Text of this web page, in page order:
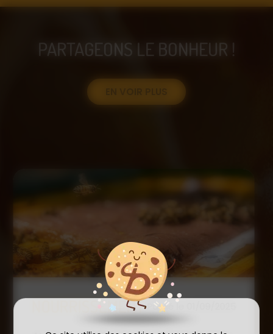
PARTAGEONS LE BONHEUR !
COMMANDE D'ESSAIM
HIVERNÉ DE REINE
Publié le